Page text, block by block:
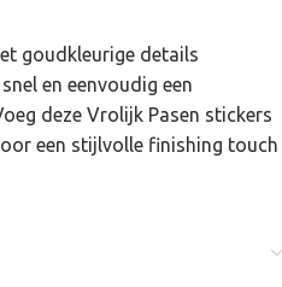
goudkleurige details
en eenvoudig een
deze Vrolijk Pasen stickers
een stijlvolle finishing touch